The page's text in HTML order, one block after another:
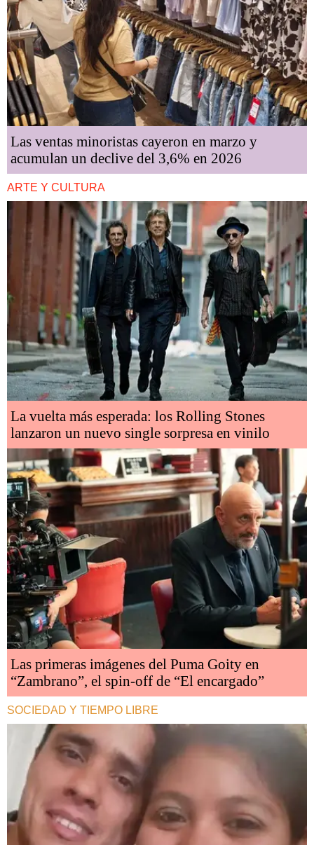
Las ventas minoristas cayeron en marzo y
acumulan un declive del 3,6% en 2026
ARTE Y CULTURA
La vuelta más esperada: los Rolling Stones
lanzaron un nuevo single sorpresa en vinilo
Las primeras imágenes del Puma Goity en
“Zambrano”, el spin-off de “El encargado”
SOCIEDAD Y TIEMPO LIBRE